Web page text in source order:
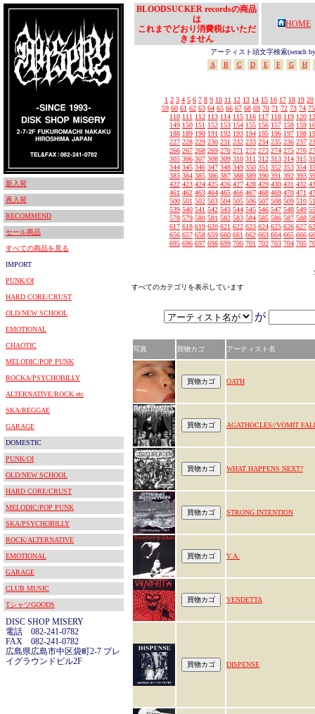
新入荷
再入荷
RECOMMEND
セール商品
すべての商品を見る
IMPORT
PUNK/OI
HARD CORE/CRUST
OLD/NEW SCHOOL
EMOTIONAL
CHAOTIC
MELODIC/POP PUNK
ROCKA/PSYCHOBILLY
ALTERNATIVE/ROCK etc
SKA/REGGAE
GARAGE
DOMESTIC
PUNK/OI
OLD/NEW SCHOOL
HARD CORE/CRUST
MELODIC/POP PUNK
SKA/PSYCHOBILLY
ROCK/ALTERNATIVE
EMOTIONAL
GARAGE
CLUB MUSIC
TシャツGOODS
DISC SHOP MISERY
電話 082-241-0782
FAX 082-241-0782
広島県広島市中区袋町2-7 プレ
イグラウンドビル2F
BLOODSUCKER recordsの商品
は
これまでどおり消費税はいただ
きません
HOME
アーティスト頭文字検索(serach
A
B C D E F G H
1 2 3 4 5 6 7 8 9 10 11 12 13 14 15 16 17 18 19 20
59 60 61 62 63 64 65 66 67 68 69 70 71 72 73 74 75
110 111 112 113 114 115 116 117 118 119 120
149 150 151 152 153 154 155 156 157 158 159
188 189 190 191 192 193 194 195 196 197 198
227 228 229 230 231 232 233 234 235 236 237
266 267 268 269 270 271 272 273 274 275 276
305 306 307 308 309 310 311 312 313 314 315
344 345 346 347 348 349 350 351 352 353 354
383 384 385 386 387 388 389 390 391 392 393
422 423 424 425 426 427 428 429 430 431 432
461 462 463 464 465 466 467 468 469 470 471
500 501 502 503 504 505 506 507 508 509 510
539 540 541 542 543 544 545 546 547 548 549
578 579 580 581 582 583 584 585 586 587 588
617 618 619 620 621 622 623 624 625 626 627
656 657 658 659 660 661 662 663 664 665 666
695 696 697 698 699 700 701 702 703 704 705
すべてのカテゴリを表示しています
が
写真 買物カゴ アーティスト名
OATH
AGATHOCLES//VOMIT
WHAT HAPPENS NEXT?
STRONG INTENTION
V.A.
VENDETTA
DISPENSE